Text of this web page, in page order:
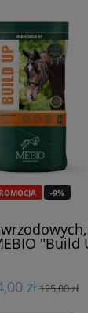
-9%
"Build
zł125,00 zł